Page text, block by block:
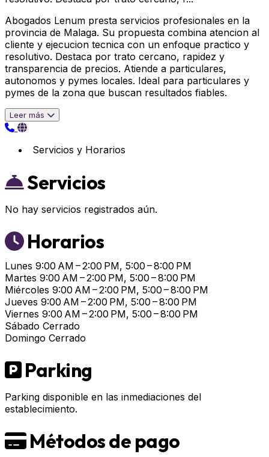
Abogados Lenum presta servicios profesionales en la
provincia de Malaga. Su propuesta combina atencion al
cliente y ejecucion tecnica con un enfoque practico y
resolutivo. Destaca por trato cercano, rapidez y
transparencia de precios. Atiende a particulares,
autonomos y pymes locales. Ideal para particulares y
pymes de la zona que buscan resultados fiables.
Leer más
Servicios y Horarios
Servicios
No hay servicios registrados aún.
Horarios
Lunes 9:00 AM – 2:00 PM, 5:00 – 8:00 PM
Martes 9:00 AM – 2:00 PM, 5:00 – 8:00 PM
Miércoles 9:00 AM – 2:00 PM, 5:00 – 8:00 PM
Jueves 9:00 AM – 2:00 PM, 5:00 – 8:00 PM
Viernes 9:00 AM – 2:00 PM, 5:00 – 8:00 PM
Sábado Cerrado
Domingo Cerrado
Parking
Parking disponible en las inmediaciones del
establecimiento.
Métodos de pago